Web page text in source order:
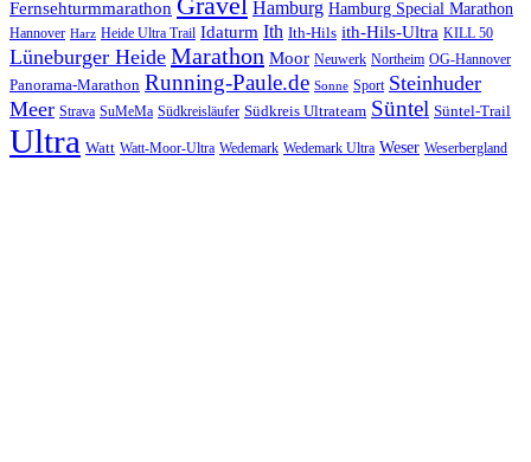
Fernsehturmmarathon Hamburg Hamburg Special Marathon
Hannover Harz Heide Ultra Trail Idaturm Ith Ith-Hils ith-Hils-Ultra KILL 50
Lüneburger Heide Marathon Moor Neuwerk Northeim OG-Hannover
Panorama-Marathon Running-Paule.de Sonne Sport Steinhuder
Meer Strava SuMeMa Südkreisläufer Südkreis Ultrateam Süntel Süntel-Trail
Ultra Watt Watt-Moor-Ultra Wedemark Wedemark Ultra Weser Weserbergland